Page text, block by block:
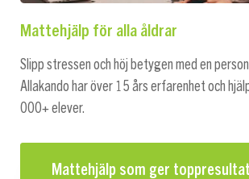
Mattehjälp för alla åldrar
Slipp stressen och höj betygen med en
Allakando har över 15 års erfarenhet och
000+ elever.
Mattehjälp som ger toppresultat